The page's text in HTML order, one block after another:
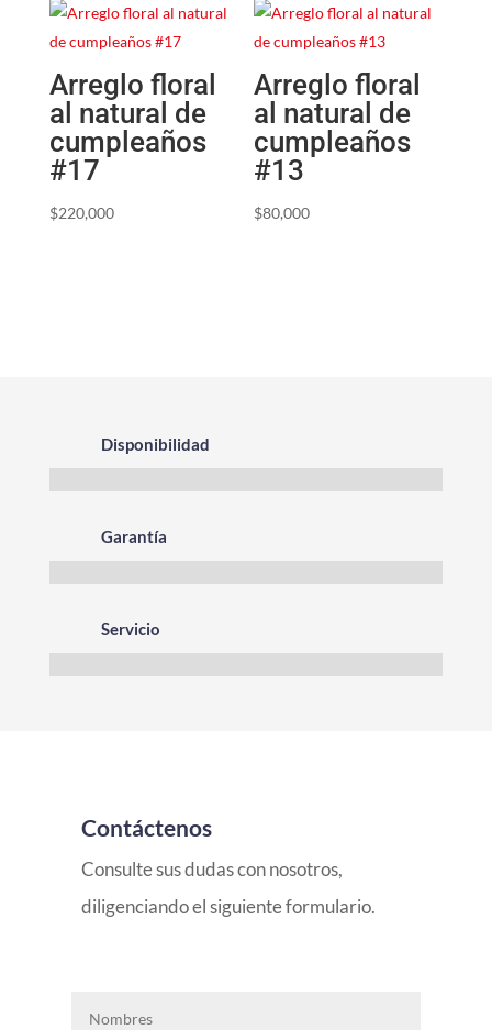
Arreglo floral
al natural de
cumpleaños
#17
$220,000
Arreglo floral
al natural de
cumpleaños
#13
$80,000
Disponibilidad
Garantía
Servicio
Contáctenos
Consulte sus dudas con nosotros,
diligenciando el siguiente formulario.